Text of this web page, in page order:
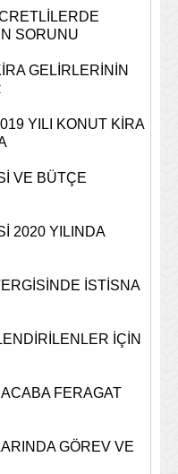
SORUNU
GELİRLERİNİN
YILI KONUT KİRA
VE BÜTÇE
2020 YILINDA
İSTİSNA
İÇİN
FERAGAT
GÖREV VE